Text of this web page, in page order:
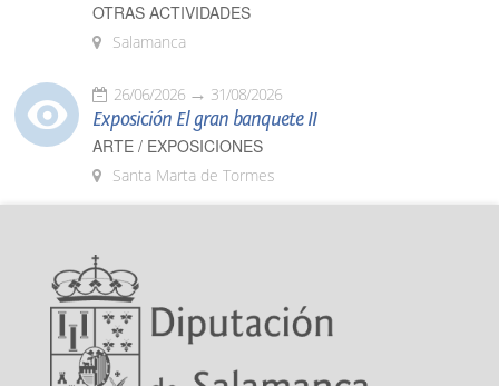
OTRAS ACTIVIDADES
Salamanca
26/06/2026 31/08/2026
Exposición El gran banquete II
ARTE / EXPOSICIONES
Santa Marta de Tormes